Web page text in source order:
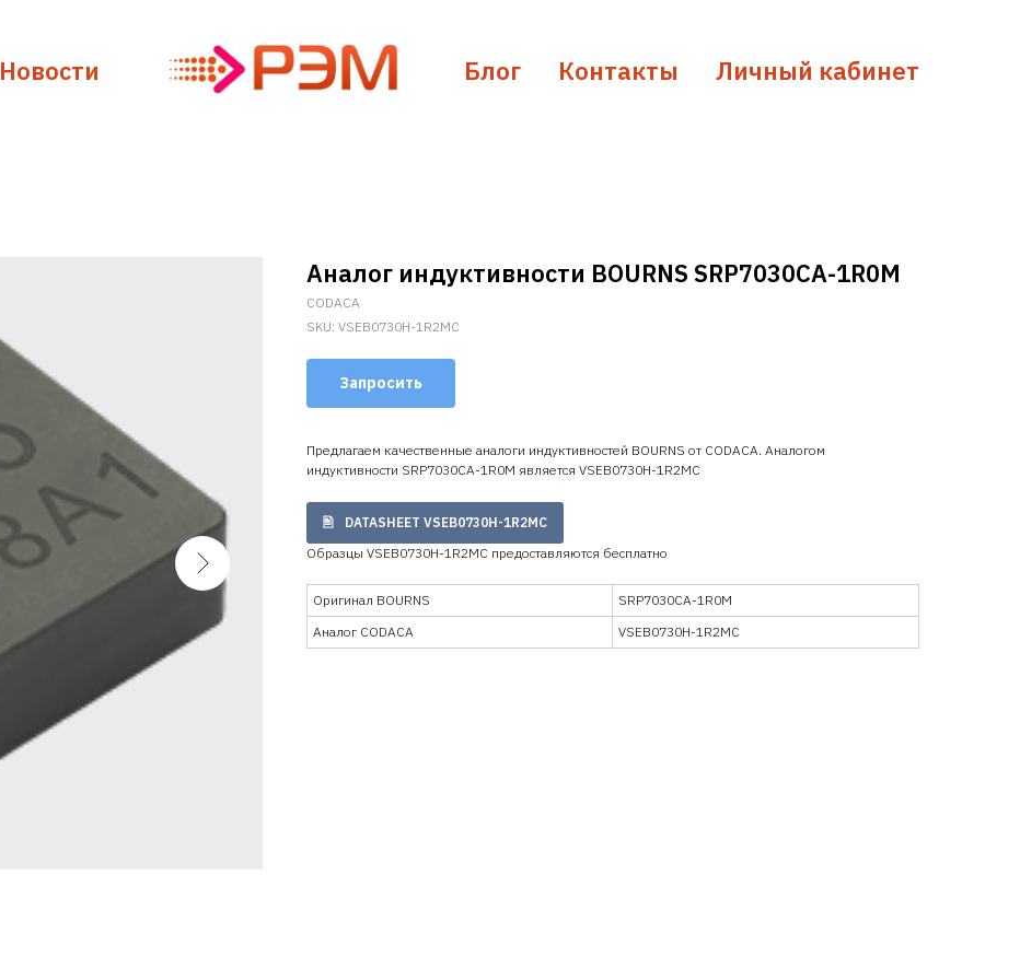
Новости Блог Контакты Личный кабинет
Аналог индуктивности BOURNS SRP7030CA-1R0M
CODACA
SKU: VSEB0730H-1R2MC
Запросить
Предлагаем качественные аналоги индуктивностей BOURNS от CODACA. Аналогом
индуктивности SRP7030CA-1R0M является VSEB0730H-1R2MC
DATASHEET VSEB0730H-1R2MC
Образцы VSEB0730H-1R2MC предоставляются бесплатно
Оригинал BOURNS
SRP7030CA-1R0M
Аналог CODACA
VSEB0730H-1R2MC